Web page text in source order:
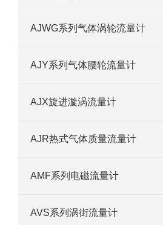
AJWG系列气体涡轮流量计
AJY系列气体腰轮流量计
AJX旋进漩涡流量计
AJR热式气体质量流量计
AMF系列电磁流量计
AVS系列涡街流量计